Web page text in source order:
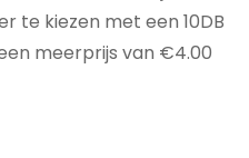
te kiezen met een 10DB
meerprijs van €4.00